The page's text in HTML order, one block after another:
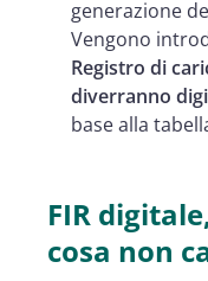
generazione
Vengono
Registro di
diverranno
base alla
FIR
cosa non